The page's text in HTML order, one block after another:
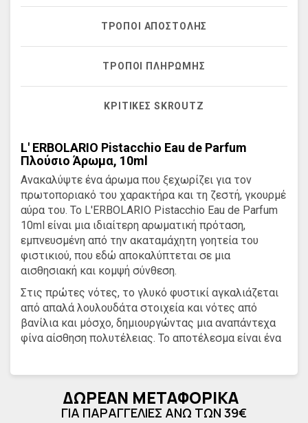
ΤΡΌΠΟΙ ΑΠΟΣΤΟΛΉΣ
ΤΡΌΠΟΙ ΠΛΗΡΩΜΉΣ
ΚΡΙΤΙΚΈΣ SKROUTZ
L' ERBOLARIO Pistacchio Eau de Parfum
Πλούσιο Άρωμα, 10ml
Ανακαλύψτε ένα άρωμα που ξεχωρίζει για τον
πρωτοποριακό του χαρακτήρα και τη ζεστή, γκουρμέ
αύρα του. Το L'ERBOLARIO Pistacchio Eau de Parfum
10ml είναι μια ιδιαίτερη αρωματική πρόταση,
εμπνευσμένη από την ακαταμάχητη γοητεία του
φιστικιού, που εδώ αποκαλύπτεται σε μια
αισθησιακή και κομψή σύνθεση.
Στις πρώτες νότες, το γλυκό φυστικί αγκαλιάζεται
από απαλά λουλουδάτα στοιχεία και νότες από
βανίλια και μόσχο, δημιουργώντας μια αναπάντεχα
φίνα αίσθηση πολυτέλειας. Το αποτέλεσμα είναι ένα
Η σύνθεση του είναι vegan, χωρίς parabens και
ΔΩΡΕΑΝ ΜΕΤΑΦΟΡΙΚΑ
ΓΙΑ ΠΑΡΑΓΓΕΛΙΕΣ ΑΝΩ ΤΩΝ 39€